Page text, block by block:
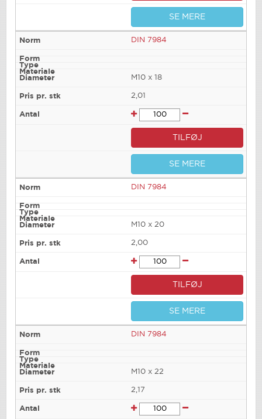
SE MERE
DIN 7984
M10 x 18
2,01
TILFØJ
SE MERE
DIN 7984
M10 x 20
2,00
TILFØJ
SE MERE
DIN 7984
M10 x 22
2,17